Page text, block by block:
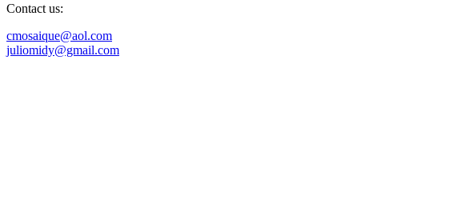
Contact us:
cmosaique@aol.com
juliomidy@gmail.com